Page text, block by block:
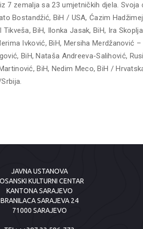
7 zemalja sa 23 umjetničkih djela. Svoja
Bostandžić, BiH / USA, Ćazim
BiH, Ilonka Jasak, BiH, Ira
Ivković, BiH, Mersiha Merdžanović –
BiH, Nataša Andreeva-Salihović,
BiH, Nedim Meco, BiH /
JAVNA USTANOVA
KULTURNI CENTAR
KANTONA SARAJEVO
BRANILACA SARAJEVA 24
71000 SARAJEVO